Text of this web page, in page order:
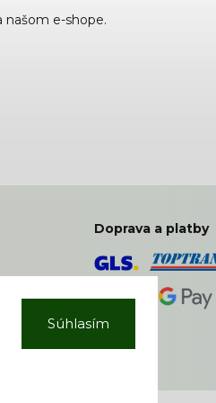
Súhlasím
e-shope.
Doprava a platby